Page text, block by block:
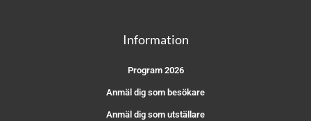
Information
Program 2026
Anmäl dig som besökare
Anmäl dig som utställare